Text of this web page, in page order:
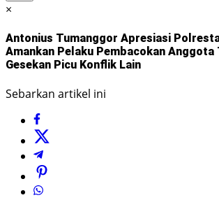
×
Antonius Tumanggor Apresiasi
Amankan Pelaku Pembacokan Anggota
Gesekan Picu Konflik Lain
Sebarkan artikel ini